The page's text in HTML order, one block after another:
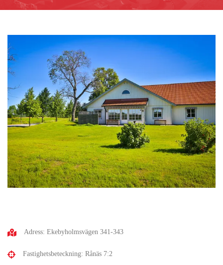
Adress: Ekebyholmsvägen 341-343
Fastighetsbeteckning: Rånäs 7:2